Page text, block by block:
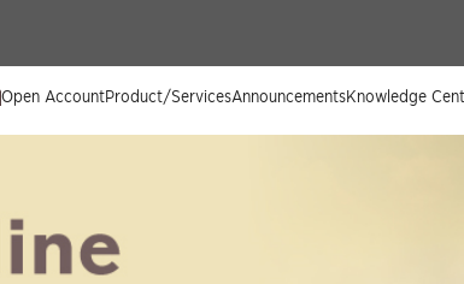
Open AccountProduct/ServicesAnnouncementsKnowledge